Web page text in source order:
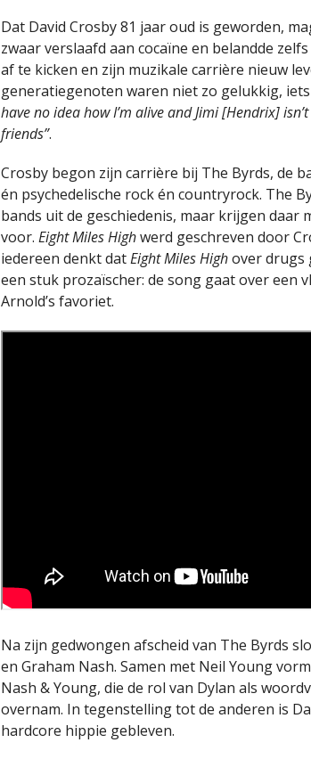
Dat David Crosby 81 jaar oud is geworden,
zwaar verslaafd aan cocaïne en belandde
af te kicken en zijn muzikale carrière nieuw
generatiegenoten waren niet zo gelukkig,
have no idea how I’m alive and Jimi [Hendrix]
friends”.
Crosby begon zijn carrière bij The Byrds, de
én psychedelische rock én countryrock. The
bands uit de geschiedenis, maar krijgen daar
voor. Eight Miles Highwerd geschreven door
iedereen denkt datEight Miles Highover drugs
een stuk prozaïscher: de song gaat over een
Arnold’s favoriet.
Na zijn gedwongen afscheid van The Byrds
en Graham Nash. Samen met Neil Young
Nash & Young, die de rol van Dylan als
overnam. In tegenstelling tot de anderen is
hardcore hippie gebleven.